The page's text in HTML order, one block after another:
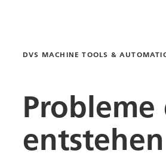
DVS MACHINE TOOLS &
entstehen